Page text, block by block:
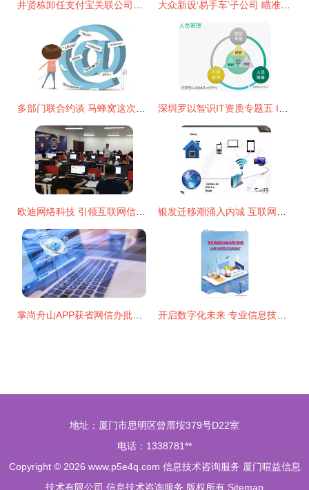
地址：厦门市思明区曾厝垵379号D22室
电话：1338781**
Copyright © 2026 www.p5e4q.com 信息技术咨询服务 厦门暄益信息
技术有限公司 信息技术咨询服务 版权所有 Sitemap